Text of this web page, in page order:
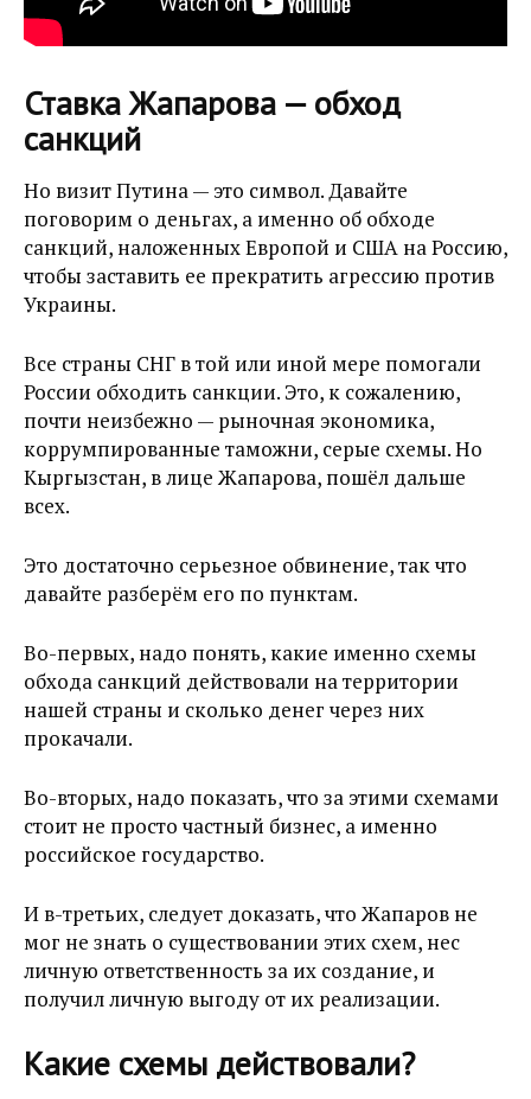
Ставка Жапарова — обход
санкций
Но визит Путина — это символ. Давайте
поговорим о деньгах, а именно об обходе
санкций, наложенных Европой и США на Россию,
чтобы заставить ее прекратить агрессию против
Украины.
Все страны СНГ в той или иной мере помогали
России обходить санкции. Это, к сожалению,
почти неизбежно — рыночная экономика,
коррумпированные таможни, серые схемы. Но
Кыргызстан, в лице Жапарова, пошёл дальше
всех.
Это достаточно серьезное обвинение, так что
давайте разберём его по пунктам.
Во-первых, надо понять, какие именно схемы
обхода санкций действовали на территории
нашей страны и сколько денег через них
прокачали.
Во-вторых, надо показать, что за этими схемами
стоит не просто частный бизнес, а именно
российское государство.
И в-третьих, следует доказать, что Жапаров не
мог не знать о существовании этих схем, нес
личную ответственность за их создание, и
получил личную выгоду от их реализации.
Какие схемы действовали?